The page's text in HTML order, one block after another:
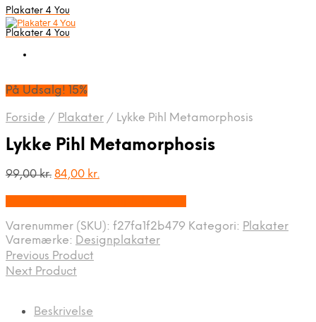
Plakater 4 You
Plakater 4 You
På Udsalg! 15%
Forside / Plakater / Lykke Pihl Metamorphosis
Lykke Pihl Metamorphosis
99,00kr. Den
99,00 kr..
84,00 kr.Den
84,00 kr..
Varenummer (SKU): f27fa1f2b479 Kategori: Plakater
Varemærke: Designplakater
Previous Product
Next Product
Beskrivelse